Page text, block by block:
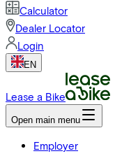
Calculator
Dealer Locator
Login
EN
Lease a Bike
Open main menu
Employer